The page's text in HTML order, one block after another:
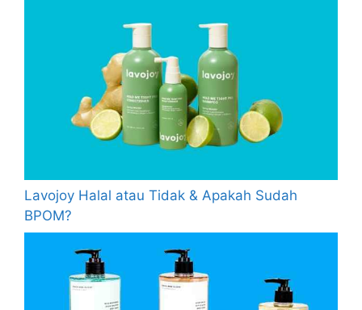
Lavojoy Halal atau Tidak & Apakah Sudah
BPOM?